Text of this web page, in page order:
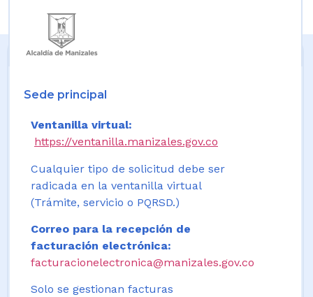
Sede principal
Ventanilla virtual:
https://ventanilla.manizales.gov.co
Cualquier tipo de solicitud debe ser
radicada en la ventanilla virtual
(Trámite, servicio o PQRSD.)
Correo para la recepción de
facturación electrónica:
facturacionelectronica@manizales.gov.co
Solo se gestionan facturas